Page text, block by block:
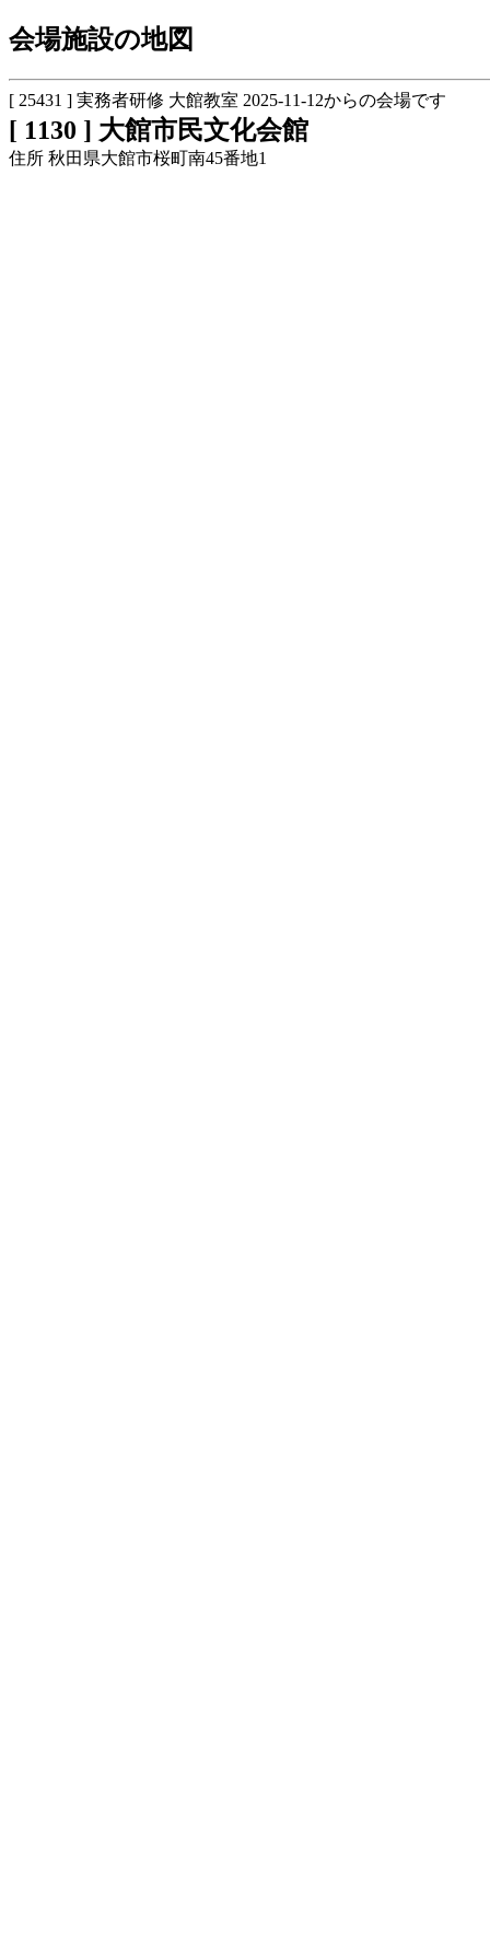
会場施設の地図
[ 25431 ] 実務者研修 大館教室 2025-11-12からの会場です
[ 1130 ] 大館市民文化会館
住所 秋田県大館市桜町南45番地1